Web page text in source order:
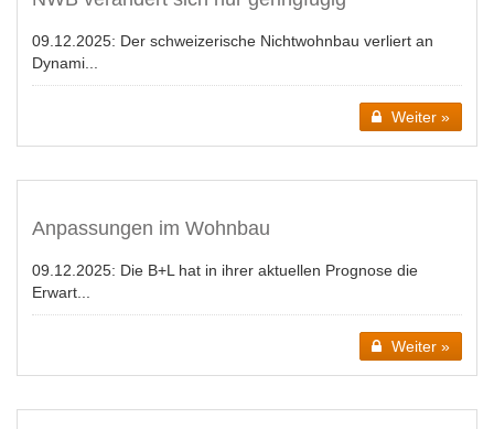
09.12.2025: Der schweizerische Nichtwohnbau verliert an
Dynami...
Weiter »
Anpassungen im Wohnbau
09.12.2025: Die B+L hat in ihrer aktuellen Prognose die
Erwart...
Weiter »